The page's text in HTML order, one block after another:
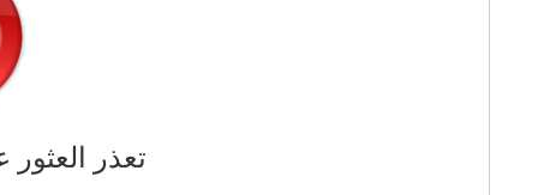
تعذر العثور